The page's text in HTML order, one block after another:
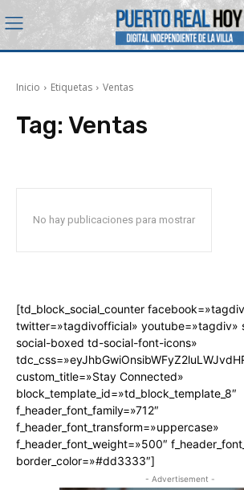
Inicio Etiquetas Ventas
Tag: Ventas
No hay publicaciones para mostrar
[td_block_social_counter
twitter=»tagdivofficial» youtube=»tagdiv»
social-boxed td-social-font-icons»
custom_title=»Stay Connected»
block_template_id=»td_block_template_8″
f_header_font_family=»712″
f_header_font_transform=»uppercase»
f_header_font_weight=»500″
border_color=»#dd3333″]
- Advertisement -